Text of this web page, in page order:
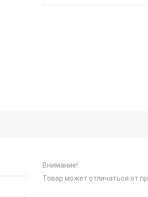
Внимание!
Товар может отличаться от